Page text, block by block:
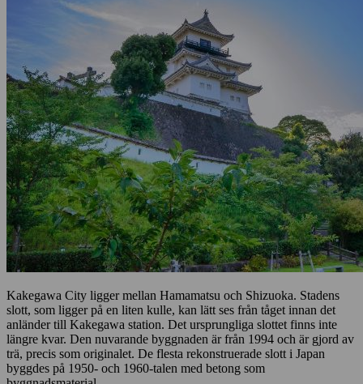
Kakegawa City ligger mellan Hamamatsu och Shizuoka. Stadens
slott, som ligger på en liten kulle, kan lätt ses från tåget innan det
anländer till Kakegawa station. Det ursprungliga slottet finns inte
längre kvar. Den nuvarande byggnaden är från 1994 och är gjord av
trä, precis som originalet. De flesta rekonstruerade slott i Japan
byggdes på 1950- och 1960-talen med betong som